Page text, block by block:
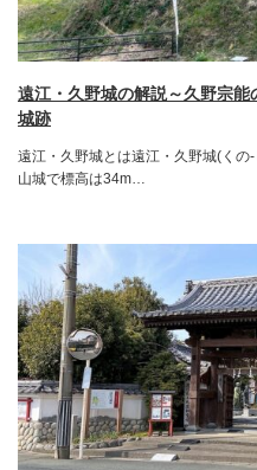
遠江・久野城の解説～久野宗
城跡
遠江・久野城とは遠江・久野城(く
山城で標高は34m…